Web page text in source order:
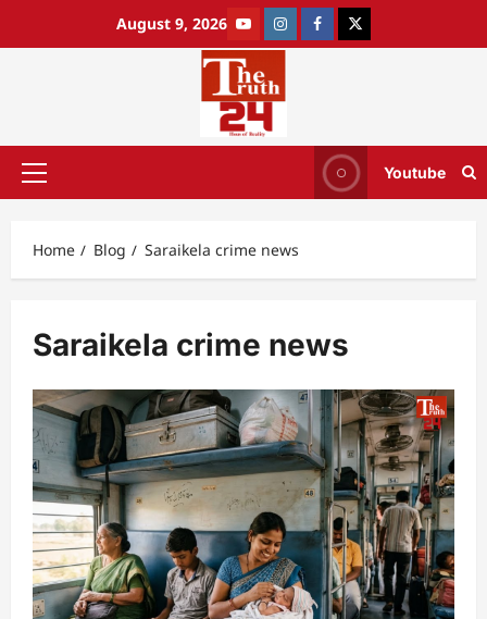
August 9, 2026
Youtube
Home Blog Saraikela crime news
Saraikela crime news